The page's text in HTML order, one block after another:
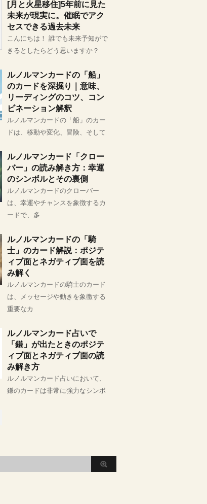
[月と火星移住]5年前に見た
未来が現実に。催眠でアク
セスできる過去未来
こんにちは！ 誰でも未来予知がで
きるとしたらどう思いますか？
ルノルマンカードの「船」
のカードを深掘り｜意味、
リーディングのコツ、コン
ビネーション解釈
ルノルマンカードの「船」のカー
ドは、移動や変化、冒険、そして
ルノルマンカード「クロー
バー」の読み解き方：幸運
のシンボルとその裏側
ルノルマンカードのクローバー
は、幸運やチャンスを象徴するカ
ードで、多
ルノルマンカードの「騎
士」のカード解説：ポジテ
ィブ面とネガティブ面を読
み解く
ルノルマンカードの騎士のカード
は、メッセージや動きを象徴する
重要なカ
ルノルマンカード占いで
「鎌」が出たときのポジテ
ィブ面とネガティブ面の読
み解き方
ルノルマンカード占いにおいて、
鎌のカードは非常に強力なシンボ